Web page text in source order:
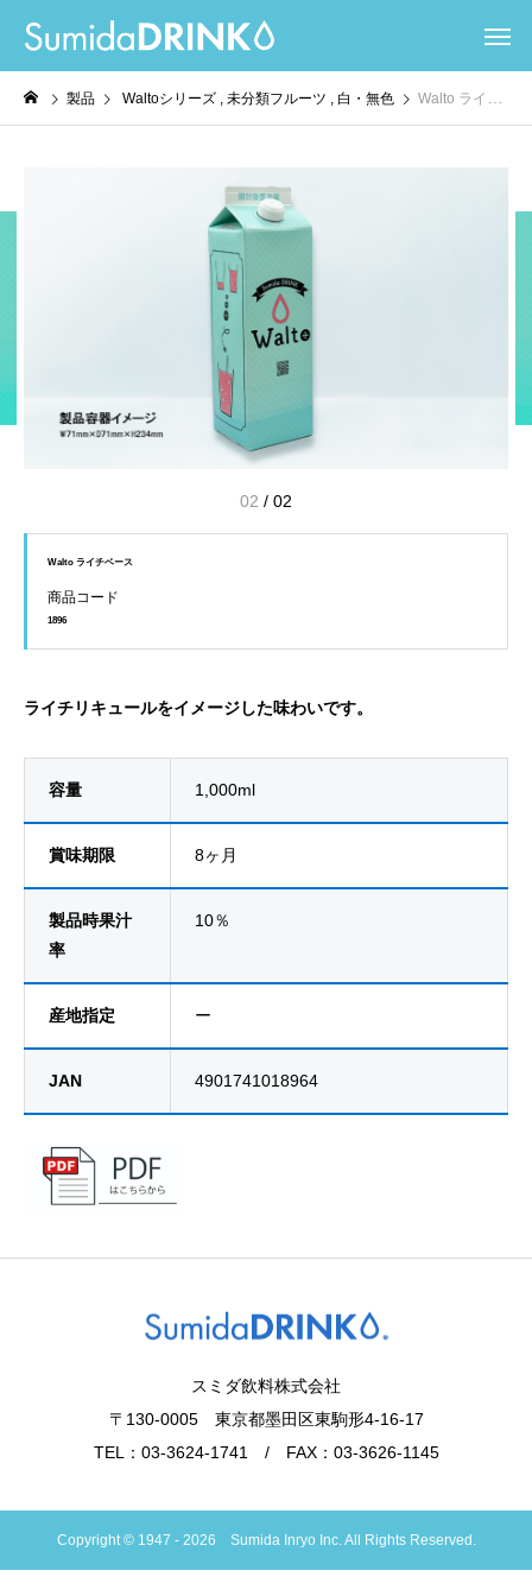
製品 Waltoシリーズ 未分類フルーツ 白・無色 Walto ライチベース
02 / 02
Walto ライチベース
商品コード
1896
ライチリキュールをイメージした味わいです。
容量 1,000ml
賞味期限 8ヶ月
製品時果汁
率
10％
産地指定 ー
JAN 4901741018964
スミダ飲料株式会社
〒130-0005 東京都墨田区東駒形4-16-17
TEL：03-3624-1741 / FAX：03-3626-1145
Copyright © 1947 - 2026 Sumida Inryo Inc. All Rights Reserved.